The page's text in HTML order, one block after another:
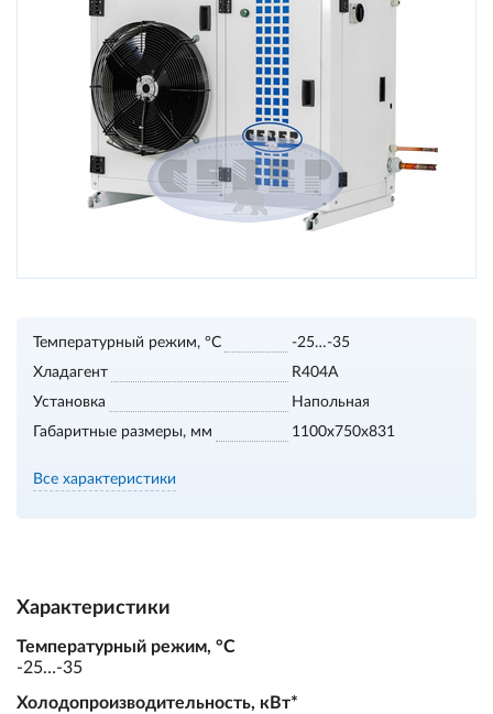
Температурный режим, °С
-25…-35
Хладагент
R404A
Установка
Напольная
Габаритные размеры, мм
1100х750х831
Все характеристики
Характеристики
Температурный режим, °С
-25…-35
Холодопроизводительность, кВт*